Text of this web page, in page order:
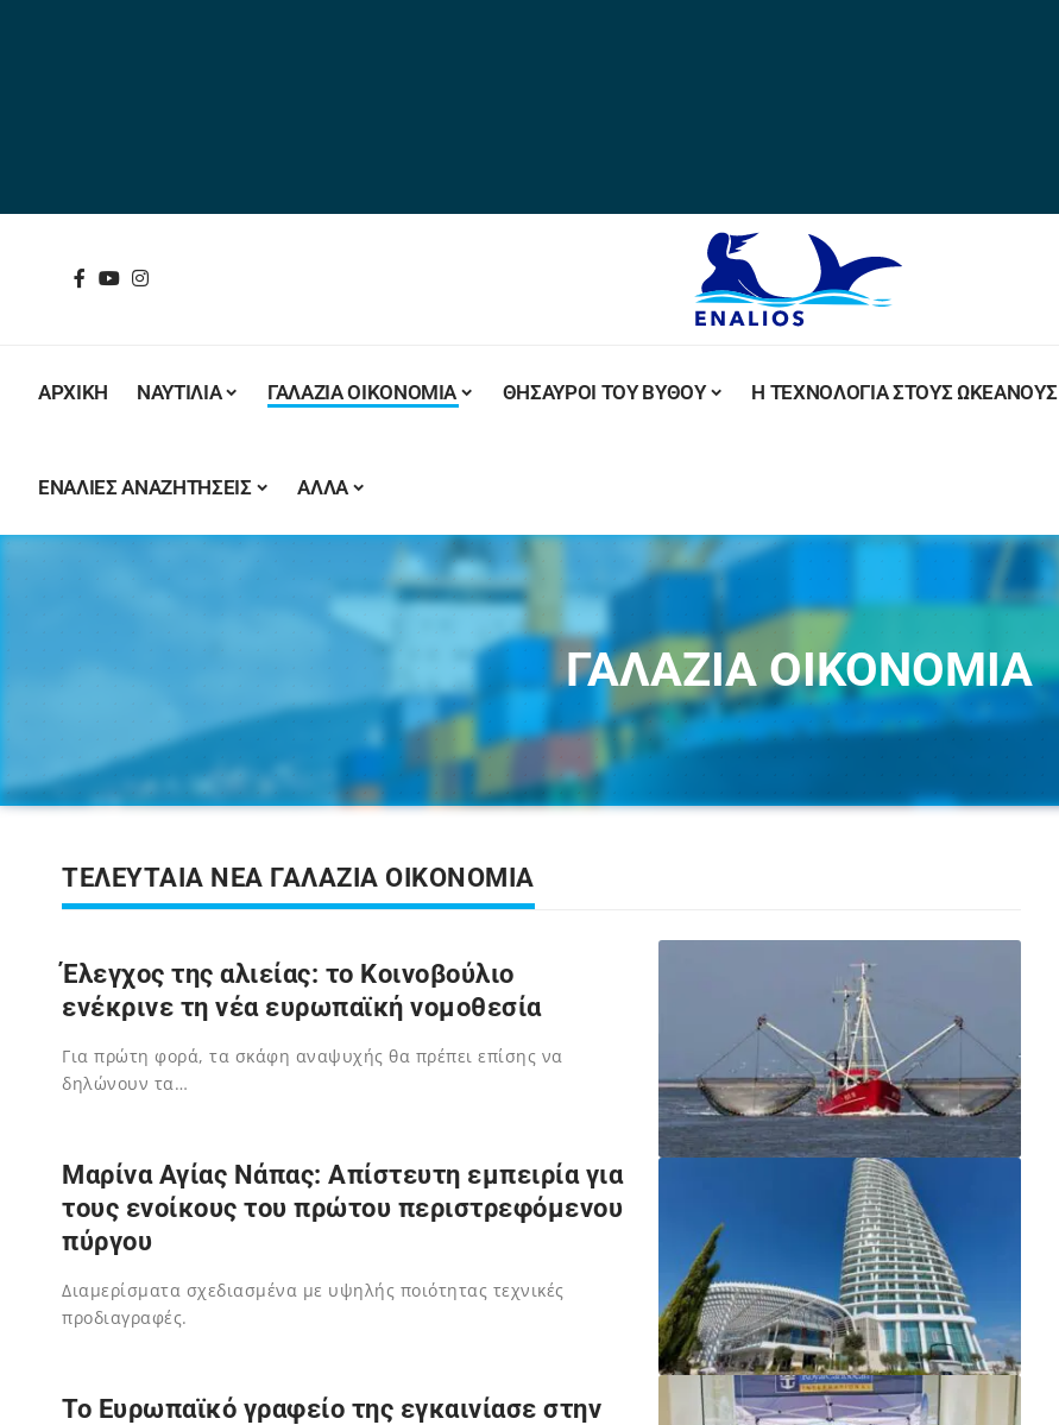
ΑΡΧΙΚΗ ΝΑΥΤΙΛΙΑ ΓΑΛΑΖΙΑ ΟΙΚΟΝΟΜΙΑ ΘΗΣΑΥΡΟΙ ΤΟΥ ΒΥΘΟΥ Η ΤΕΧΝΟΛΟΓΙΑ ΣΤΟΥΣ ΩΚΕΑΝΟΥΣ
ΕΝΑΛΙΕΣ ΑΝΑΖΗΤΗΣΕΙΣ ΑΛΛΑ
ΓΑΛΑΖΙΑ ΟΙΚΟΝΟΜΙΑ
ΤΕΛΕΥΤΑΙΑ ΝΕΑ ΓΑΛΑΖΙΑ ΟΙΚΟΝΟΜΙΑ
Έλεγχος της αλιείας: το Κοινοβούλιο
ενέκρινε τη νέα ευρωπαϊκή νομοθεσία
Για πρώτη φορά, τα σκάφη αναψυχής θα πρέπει επίσης να
δηλώνουν τα…
Μαρίνα Αγίας Νάπας: Απίστευτη εμπειρία για
τους ενοίκους του πρώτου περιστρεφόμενου
πύργου
Διαμερίσματα σχεδιασμένα με υψηλής ποιότητας τεχνικές
προδιαγραφές.
To Ευρωπαϊκό γραφείο της εγκαινίασε στην